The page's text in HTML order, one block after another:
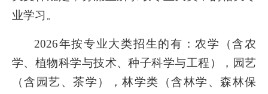
业学习。
2026年按专业大类招生的有：农学（含农
学、植物科学与技术、种子科学与工程），园艺
（含园艺、茶学），林学类（含林学、森林保